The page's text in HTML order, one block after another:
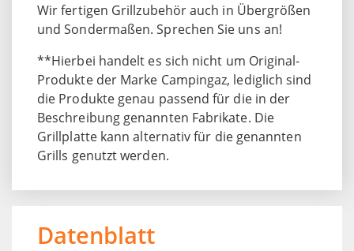
Wir fertigen Grillzubehör auch in Übergrößen
und Sondermaßen. Sprechen Sie uns an!
**Hierbei handelt es sich nicht um Original-
Produkte der Marke Campingaz, lediglich sind
die Produkte genau passend für die in der
Beschreibung genannten Fabrikate. Die
Grillplatte kann alternativ für die genannten
Grills genutzt werden.
Datenblatt